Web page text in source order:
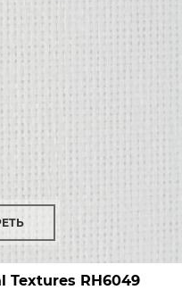
Textures RH6049